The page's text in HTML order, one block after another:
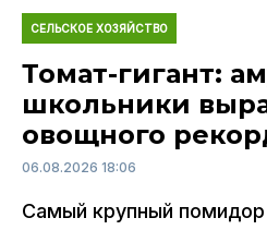
СЕЛЬСКОЕ ХОЗЯЙСТВО
Томат-гигант:
школьники
овощного
06.08.2026 18:06
Самый крупный